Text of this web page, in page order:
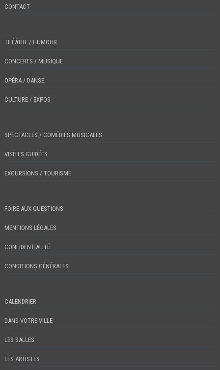
CONTACT
THÉÂTRE / HUMOUR
CONCERTS / MUSIQUE
OPÉRA / DANSE
CULTURE / EXPOS
SPECTACLES / COMÉDIES MUSICALES
VISITES GUIDÉES
EXCURSIONS / TOURISME
FOIRE AUX QUESTIONS
MENTIONS LÉGALES
CONFIDENTIALITÉ
CONDITIONS GÉNÉRALES
CALENDRIER
DANS VOTRE VILLE
LES SALLES
LES ARTISTES